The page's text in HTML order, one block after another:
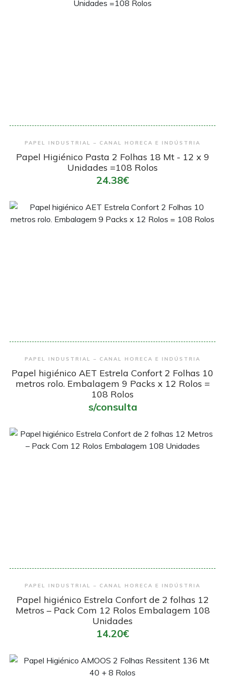
Encomendar
PAPEL INDUSTRIAL – CANAL HORECA E INDÚSTRIA
Papel Higiénico Pasta 2 Folhas 18 Mt - 12 x 9
Unidades =108 Rolos
24.38€
Encomendar
PAPEL INDUSTRIAL – CANAL HORECA E INDÚSTRIA
Papel higiénico AET Estrela Confort 2 Folhas 10
metros rolo. Embalagem 9 Packs x 12 Rolos =
108 Rolos
s/consulta
Encomendar
PAPEL INDUSTRIAL – CANAL HORECA E INDÚSTRIA
Papel higiénico Estrela Confort de 2 folhas 12
Metros – Pack Com 12 Rolos Embalagem 108
Unidades
14.20€